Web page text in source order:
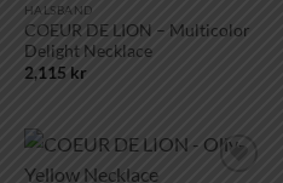
HALSBAND
COEUR DE LION – Multicolor
Delight Necklace
2,115 kr